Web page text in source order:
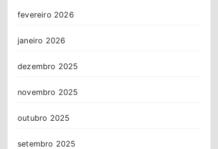
fevereiro 2026
janeiro 2026
dezembro 2025
novembro 2025
outubro 2025
setembro 2025